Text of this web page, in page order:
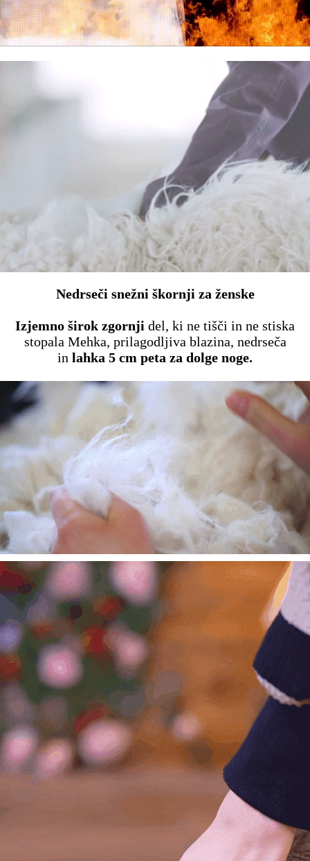
Nedrseči snežni škornji za ženske
Izjemno širok zgornji del, ki ne tišči in ne stiska
stopala Mehka, prilagodljiva blazina, nedrseča
in lahka 5 cm peta za dolge noge.